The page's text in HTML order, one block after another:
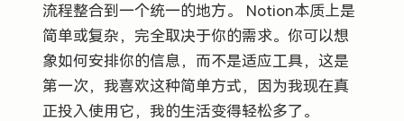
流程整合到一个统一的地方。 Notion本质上是
简单或复杂，完全取决于你的需求。你可以想
象如何安排你的信息，而不是适应工具，这是
第一次，我喜欢这种简单方式，因为我现在真
正投入使用它，我的生活变得轻松多了。